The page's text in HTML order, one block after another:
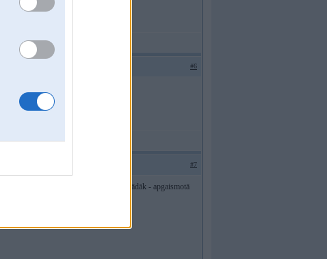
#6
pati šīs zīmes nolasa?
#7
māja, kurai logā spīd gaisma. un arī otrādāk - apgaismotā